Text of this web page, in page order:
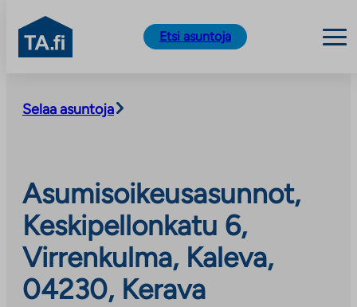
sisältöön
TA.fi
Etsi asuntoja
Selaa asuntoja
Asumisoikeusasunnot,
Keskipellonkatu 6,
Virrenkulma, Kaleva,
04230, Kerava